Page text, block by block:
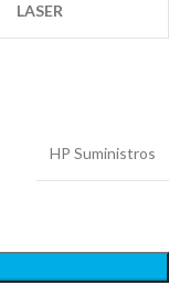
LASER
HP Suministros